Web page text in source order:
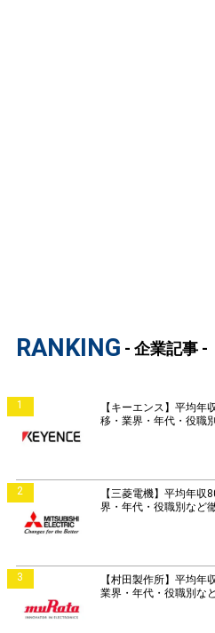
RANKING - 企業記事 -
1
【キーエンス】平均年
移・業界・年代・役職
2
【三菱電機】平均年収
界・年代・役職別など
3
【村田製作所】平均年
業界・年代・役職別な